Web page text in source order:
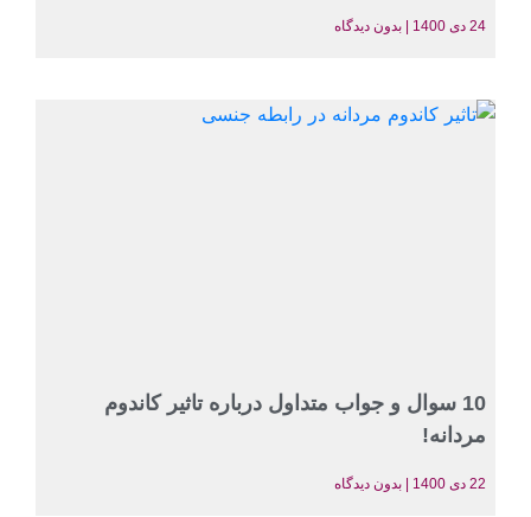
24 دی 1400 بدون دیدگاه
10 سوال و جواب متداول درباره تاثیر کاندوم
مردانه!
22 دی 1400 بدون دیدگاه